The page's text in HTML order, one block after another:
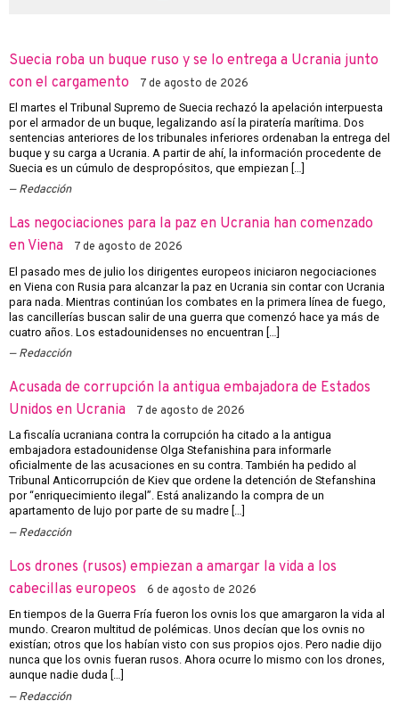
Suecia roba un buque ruso y se lo entrega a Ucrania junto
con el cargamento
7 de agosto de 2026
El martes el Tribunal Supremo de Suecia rechazó la apelación interpuesta
por el armador de un buque, legalizando así la piratería marítima. Dos
sentencias anteriores de los tribunales inferiores ordenaban la entrega del
buque y su carga a Ucrania. A partir de ahí, la información procedente de
Suecia es un cúmulo de despropósitos, que empiezan […]
Redacción
Las negociaciones para la paz en Ucrania han comenzado
en Viena
7 de agosto de 2026
El pasado mes de julio los dirigentes europeos iniciaron negociaciones
en Viena con Rusia para alcanzar la paz en Ucrania sin contar con Ucrania
para nada. Mientras continúan los combates en la primera línea de fuego,
las cancillerías buscan salir de una guerra que comenzó hace ya más de
cuatro años. Los estadounidenses no encuentran […]
Redacción
Acusada de corrupción la antigua embajadora de Estados
Unidos en Ucrania
7 de agosto de 2026
La fiscalía ucraniana contra la corrupción ha citado a la antigua
embajadora estadounidense Olga Stefanishina para informarle
oficialmente de las acusaciones en su contra. También ha pedido al
Tribunal Anticorrupción de Kiev que ordene la detención de Stefanshina
por “enriquecimiento ilegal”. Está analizando la compra de un
apartamento de lujo por parte de su madre […]
Redacción
Los drones (rusos) empiezan a amargar la vida a los
cabecillas europeos
6 de agosto de 2026
En tiempos de la Guerra Fría fueron los ovnis los que amargaron la vida al
mundo. Crearon multitud de polémicas. Unos decían que los ovnis no
existían; otros que los habían visto con sus propios ojos. Pero nadie dijo
nunca que los ovnis fueran rusos. Ahora ocurre lo mismo con los drones,
aunque nadie duda […]
Redacción